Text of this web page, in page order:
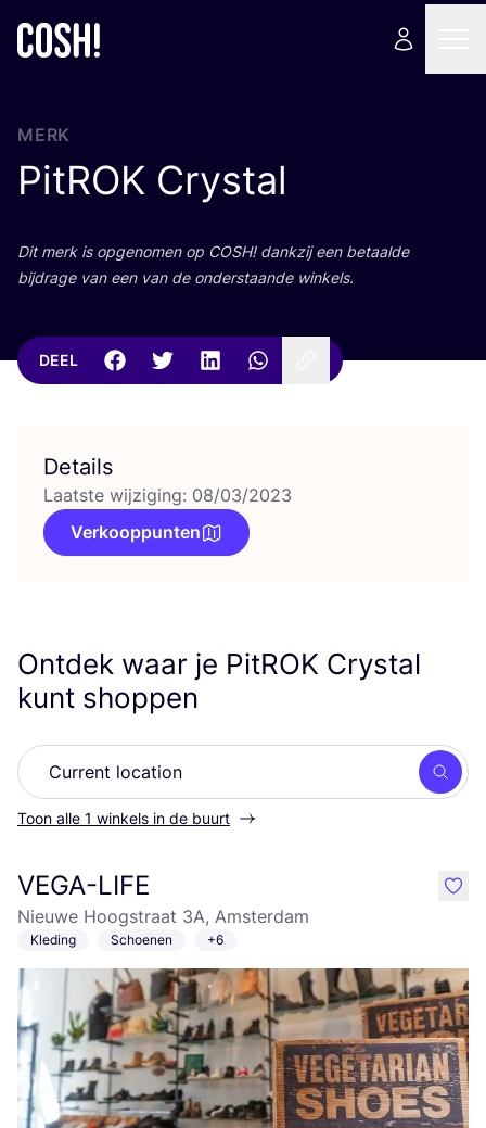
MERK
PitROK Crystal
Dit merk is opge­no­men op COSH! dank­zij een betaal­de
bij­dra­ge van een van de onder­staan­de winkels.
DEEL
Details
Laatste wijziging: 08/03/2023
Verkooppunten
Ontdek waar je PitROK Crystal
kunt shoppen
Zoek
Toon alle 1 winkels in de buurt
VEGA-LIFE
Nieuwe Hoogstraat 3A, Amsterdam
Kleding Schoenen +6
like